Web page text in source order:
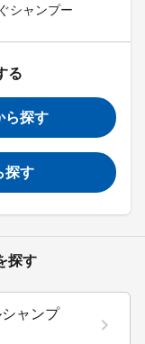
シャンプー
る
ら探す
探す
探す
ャンプ